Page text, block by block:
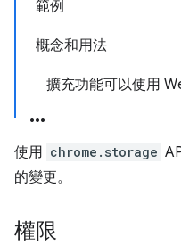
範例
概念和用法
擴充功能可以使用
使用 chrome.storage
的變更。
權限